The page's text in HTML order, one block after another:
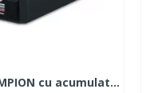
UPS CAMPION cu acumulator 220V ,1200W cu 3 prize CAMPION